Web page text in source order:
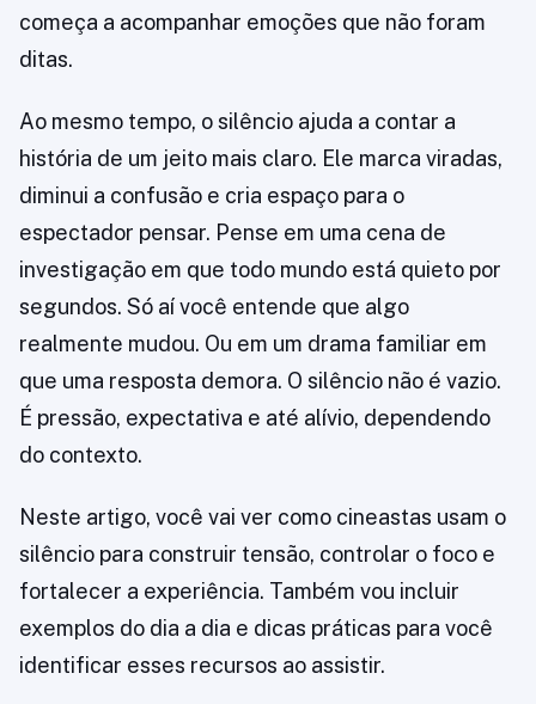
começa a acompanhar emoções que não foram
ditas.
Ao mesmo tempo, o silêncio ajuda a contar a
história de um jeito mais claro. Ele marca viradas,
diminui a confusão e cria espaço para o
espectador pensar. Pense em uma cena de
investigação em que todo mundo está quieto por
segundos. Só aí você entende que algo
realmente mudou. Ou em um drama familiar em
que uma resposta demora. O silêncio não é vazio.
É pressão, expectativa e até alívio, dependendo
do contexto.
Neste artigo, você vai ver como cineastas usam o
silêncio para construir tensão, controlar o foco e
fortalecer a experiência. Também vou incluir
exemplos do dia a dia e dicas práticas para você
identificar esses recursos ao assistir.